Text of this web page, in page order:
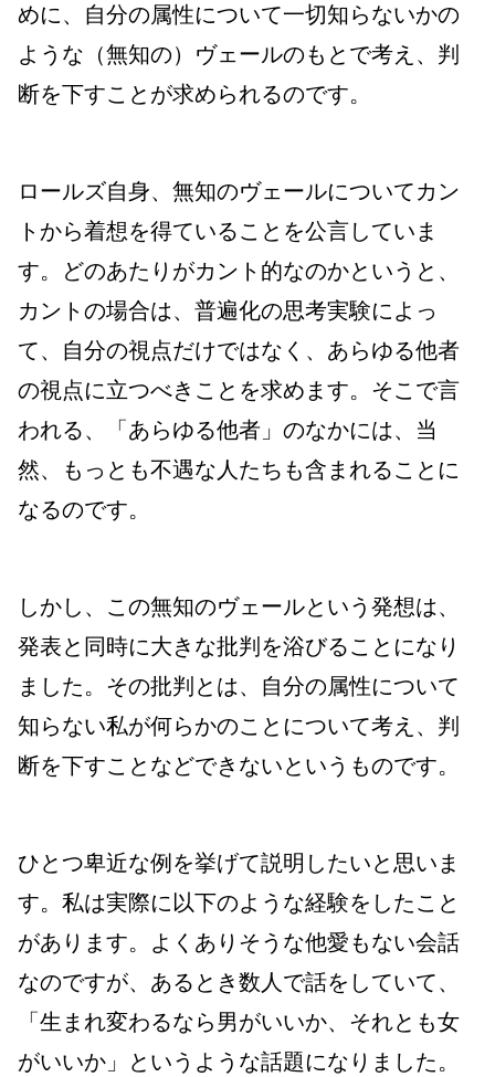
めに、自分の属性について一切知らないかの
ような（無知の）ヴェールのもとで考え、判
断を下すことが求められるのです。
ロールズ自身、無知のヴェールについてカン
トから着想を得ていることを公言していま
す。どのあたりがカント的なのかというと、
カントの場合は、普遍化の思考実験によっ
て、自分の視点だけではなく、あらゆる他者
の視点に立つべきことを求めます。そこで言
われる、「あらゆる他者」のなかには、当
然、もっとも不遇な人たちも含まれることに
なるのです。
しかし、この無知のヴェールという発想は、
発表と同時に大きな批判を浴びることになり
ました。その批判とは、自分の属性について
知らない私が何らかのことについて考え、判
断を下すことなどできないというものです。
ひとつ卑近な例を挙げて説明したいと思いま
す。私は実際に以下のような経験をしたこと
があります。よくありそうな他愛もない会話
なのですが、あるとき数人で話をしていて、
「生まれ変わるなら男がいいか、それとも女
がいいか」というような話題になりました。